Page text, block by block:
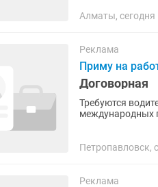
Алматы, сегодня
Реклама
Приму на
Договорная
Требуются
международных
Петропавловск,
Реклама